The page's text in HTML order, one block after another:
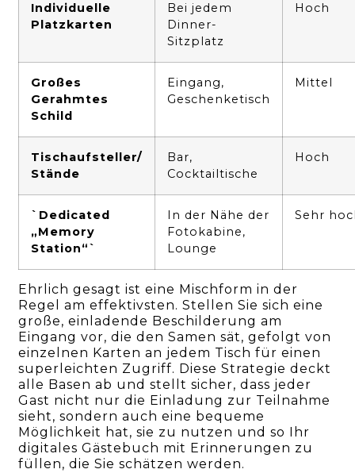
Individuelle
Platzkarten
Bei jedem
Dinner-
Sitzplatz
Hoch
Großes
Gerahmtes
Schild
Eingang,
Geschenketisch
Mittel
Tischaufsteller/
Stände
Bar,
Cocktailtische
Hoch
`Dedicated
„Memory
Station“`
In der Nähe der
Fotokabine,
Lounge
Sehr
Ehrlich gesagt ist eine Mischform in der
Regel am effektivsten. Stellen Sie sich eine
große, einladende Beschilderung am
Eingang vor, die den Samen sät, gefolgt von
einzelnen Karten an jedem Tisch für einen
superleichten Zugriff. Diese Strategie deckt
alle Basen ab und stellt sicher, dass jeder
Gast nicht nur die Einladung zur Teilnahme
sieht, sondern auch eine bequeme
Möglichkeit hat, sie zu nutzen und so Ihr
digitales Gästebuch mit Erinnerungen zu
füllen, die Sie schätzen werden.